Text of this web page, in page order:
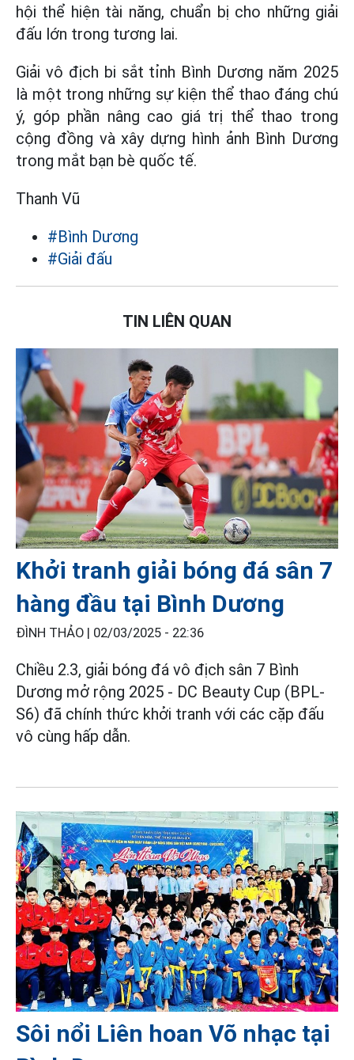
hội thể hiện tài năng, chuẩn bị cho những giải
đấu lớn trong tương lai.
Giải vô địch bi sắt tỉnh Bình Dương năm 2025
là một trong những sự kiện thể thao đáng chú
ý, góp phần nâng cao giá trị thể thao trong
cộng đồng và xây dựng hình ảnh Bình Dương
trong mắt bạn bè quốc tế.
Thanh Vũ
#Bình Dương
#Giải đấu
TIN LIÊN QUAN
Khởi tranh giải bóng đá sân 7
hàng đầu tại Bình Dương
ĐÌNH THẢO | 02/03/2025 - 22:36
Chiều 2.3, giải bóng đá vô địch sân 7 Bình
Dương mở rộng 2025 - DC Beauty Cup (BPL-
S6) đã chính thức khởi tranh với các cặp đấu
vô cùng hấp dẫn.
Sôi nổi Liên hoan Võ nhạc tại